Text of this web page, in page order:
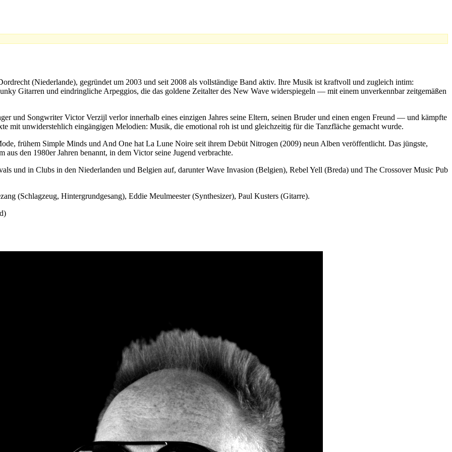
(Niederlande), gegründet um 2003 und seit 2008 als vollständige Band aktiv. Ihre Musik ist kraftvoll und zugleich intim:
Gitarren und eindringliche Arpeggios, die das goldene Zeitalter des New Wave widerspiegeln — mit einem unverkennbar zeitgemäßen
und Songwriter Victor Verzijl verlor innerhalb eines einzigen Jahres seine Eltern, seinen Bruder und einen engen Freund — und kämpfte
mit unwiderstehlich eingängigen Melodien: Musik, die emotional roh ist und gleichzeitig für die Tanzfläche gemacht wurde.
frühem Simple Minds und And One hat La Lune Noire seit ihrem Debüt Nitrogen (2009) neun Alben veröffentlicht. Das jüngste,
den 1980er Jahren benannt, in dem Victor seine Jugend verbrachte.
und in Clubs in den Niederlanden und Belgien auf, darunter Wave Invasion (Belgien), Rebel Yell (Breda) und The Crossover Music Pub
(Schlagzeug, Hintergrundgesang), Eddie Meulmeester (Synthesizer), Paul Kusters (Gitarre).